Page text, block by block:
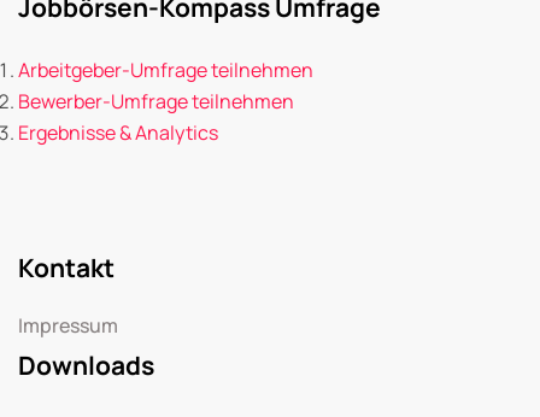
Jobbörsen-Kompass Umfrage
Arbeitgeber-Umfrage teilnehmen
Bewerber-Umfrage teilnehmen
Ergebnisse & Analytics
Kontakt
Impressum
Downloads